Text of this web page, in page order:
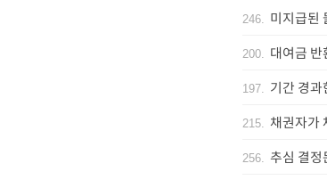
246. 미지급된
200. 대여금
197. 기간 경
215. 채권자가
256. 추심 결정